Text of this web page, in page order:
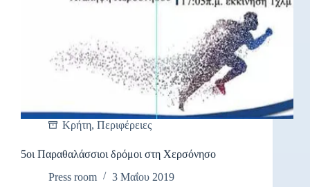
Κρήτη Περιφέρειες
5οι Παραθαλάσσιοι δρόμοι στη Χερσόνησο
Press room
3 Μαΐου 2019